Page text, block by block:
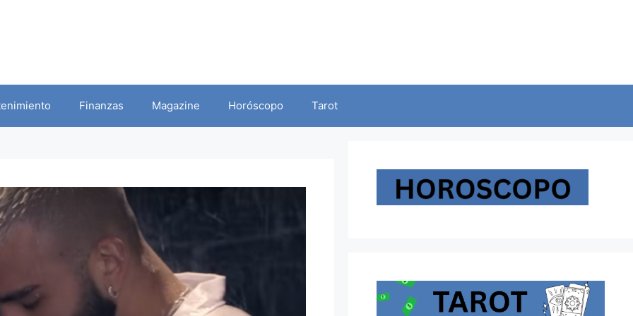
Finanzas Magazine Horóscopo Tarot